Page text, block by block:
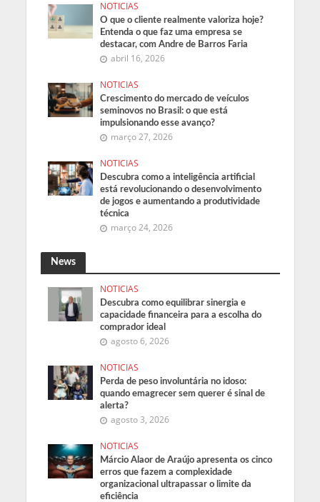
NOTICIAS
O que o cliente realmente valoriza hoje?
Entenda o que faz uma empresa se
destacar, com Andre de Barros Faria
abril 16, 2026
NOTICIAS
Crescimento do mercado de veículos
seminovos no Brasil: o que está
impulsionando esse avanço?
março 27, 2026
NOTICIAS
Descubra como a inteligência artificial
está revolucionando o desenvolvimento
de jogos e aumentando a produtividade
técnica
março 24, 2026
News
NOTICIAS
Descubra como equilibrar sinergia e
capacidade financeira para a escolha do
comprador ideal
agosto 6, 2026
NOTICIAS
Perda de peso involuntária no idoso:
quando emagrecer sem querer é sinal de
alerta?
agosto 3, 2026
NOTICIAS
Márcio Alaor de Araújo apresenta os cinco
erros que fazem a complexidade
organizacional ultrapassar o limite da
eficiência